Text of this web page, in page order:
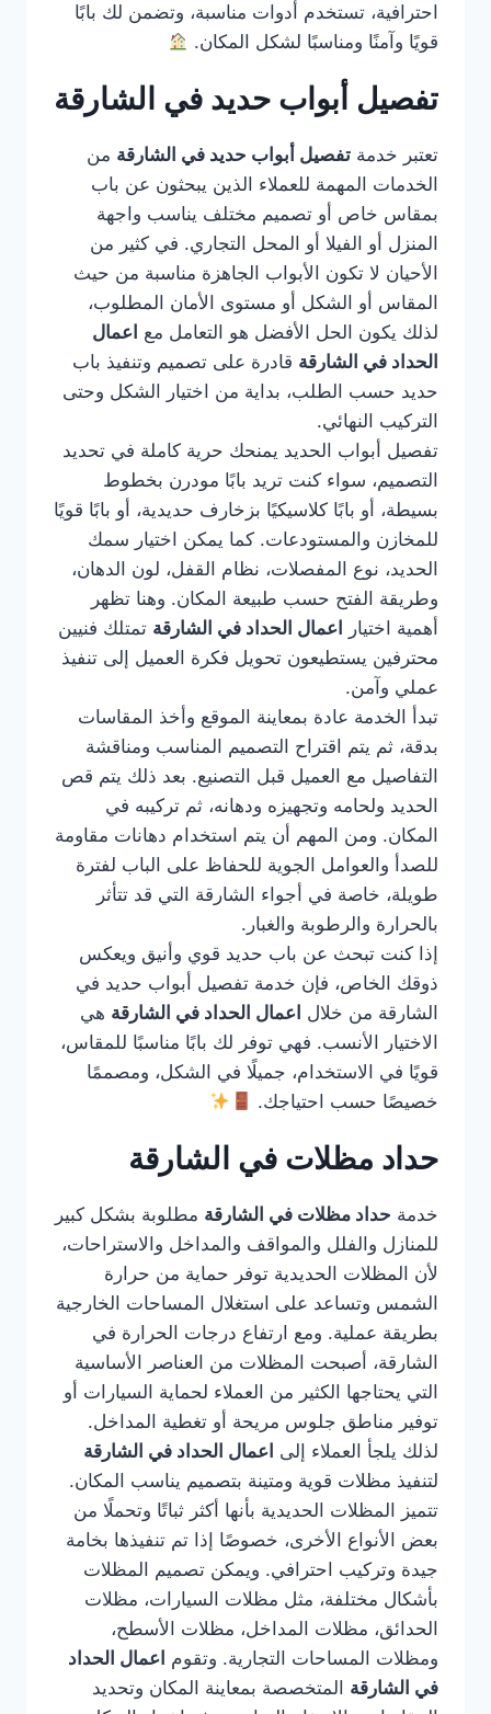
احترافية، تستخدم أدوات مناسبة، وتضمن لك بابًا
قويًا وآمنًا ومناسبًا لشكل المكان.
تفصيل أبواب حديد في الشارقة
تعتبر خدمة تفصيل أبواب حديد في الشارقة من
الخدمات المهمة للعملاء الذين يبحثون عن باب
بمقاس خاص أو تصميم مختلف يناسب واجهة
المنزل أو الفيلا أو المحل التجاري. في كثير من
الأحيان لا تكون الأبواب الجاهزة مناسبة من حيث
المقاس أو الشكل أو مستوى الأمان المطلوب،
لذلك يكون الحل الأفضل هو التعامل مع اعمال
الحداد في الشارقة قادرة على تصميم وتنفيذ باب
حديد حسب الطلب، بداية من اختيار الشكل وحتى
التركيب النهائي.
تفصيل أبواب الحديد يمنحك حرية كاملة في تحديد
التصميم، سواء كنت تريد بابًا مودرن بخطوط
بسيطة، أو بابًا كلاسيكيًا بزخارف حديدية، أو بابًا قويًا
للمخازن والمستودعات. كما يمكن اختيار سمك
الحديد، نوع المفصلات، نظام القفل، لون الدهان،
وطريقة الفتح حسب طبيعة المكان. وهنا تظهر
أهمية اختيار
اعمال الحداد في الشارقة تمتلك فنيين
محترفين يستطيعون تحويل فكرة العميل إلى تنفيذ
عملي وآمن.
تبدأ الخدمة عادة بمعاينة الموقع وأخذ المقاسات
بدقة، ثم يتم اقتراح التصميم المناسب ومناقشة
التفاصيل مع العميل قبل التصنيع. بعد ذلك يتم قص
الحديد ولحامه وتجهيزه ودهانه، ثم تركيبه في
المكان. ومن المهم أن يتم استخدام دهانات مقاومة
للصدأ والعوامل الجوية للحفاظ على الباب لفترة
طويلة، خاصة في أجواء الشارقة التي قد تتأثر
بالحرارة والرطوبة والغبار.
إذا كنت تبحث عن باب حديد قوي وأنيق ويعكس
ذوقك الخاص، فإن خدمة تفصيل أبواب حديد في
الشارقة من خلال اعمال الحداد في الشارقة هي
الاختيار الأنسب. فهي توفر لك بابًا مناسبًا للمقاس،
قويًا في الاستخدام، جميلًا في الشكل، ومصممًا
خصيصًا حسب احتياجك.
حداد مظلات في الشارقة
خدمة حداد مظلات في الشارقة مطلوبة بشكل كبير
للمنازل والفلل والمواقف والمداخل والاستراحات،
لأن المظلات الحديدية توفر حماية من حرارة
الشمس وتساعد على استغلال المساحات الخارجية
بطريقة عملية. ومع ارتفاع درجات الحرارة في
الشارقة، أصبحت المظلات من العناصر الأساسية
التي يحتاجها الكثير من العملاء لحماية السيارات أو
توفير مناطق جلوس مريحة أو تغطية المداخل.
لذلك يلجأ العملاء إلى اعمال الحداد في الشارقة
لتنفيذ مظلات قوية ومتينة بتصميم يناسب المكان.
تتميز المظلات الحديدية بأنها أكثر ثباتًا وتحملًا من
بعض الأنواع الأخرى، خصوصًا إذا تم تنفيذها بخامة
جيدة وتركيب احترافي. ويمكن تصميم المظلات
بأشكال مختلفة، مثل مظلات السيارات، مظلات
الحدائق، مظلات المداخل، مظلات الأسطح،
ومظلات المساحات التجارية. وتقوم اعمال الحداد
في الشارقة المتخصصة بمعاينة المكان وتحديد